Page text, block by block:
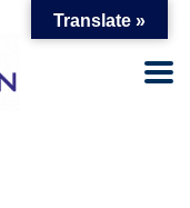
Translate »